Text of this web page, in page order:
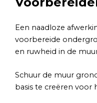
Een naadloze
voorbereide
en ruwheid in de
Schuur de muur
basis te creëren voor